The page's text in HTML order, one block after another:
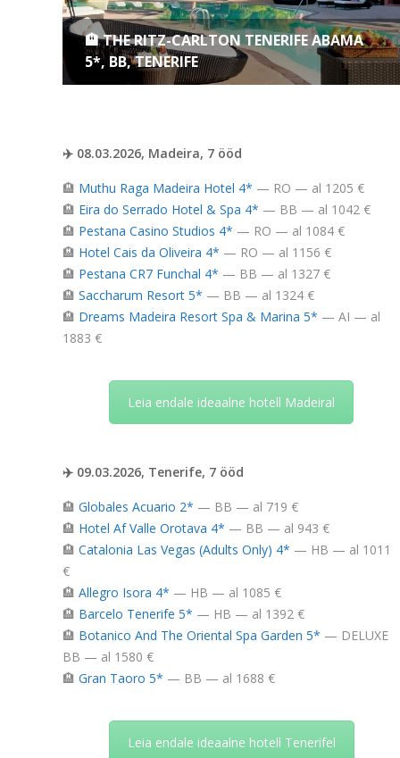
🏨 THE RITZ-CARLTON TENERIFE ABAMA
5*, BB, TENERIFE
✈️ 08.03.2026, Madeira, 7 ööd
🏨 Muthu Raga Madeira Hotel 4* — RO — al 1205 €
🏨 Eira do Serrado Hotel & Spa 4* — BB — al 1042 €
🏨 Pestana Casino Studios 4* — RO — al 1084 €
🏨 Hotel Cais da Oliveira 4* — RO — al 1156 €
🏨 Pestana CR7 Funchal 4* — BB — al 1327 €
🏨 Saccharum Resort 5* — BB — al 1324 €
🏨 Dreams Madeira Resort Spa & Marina 5* — AI — al
1883 €
Leia endale ideaalne hotell Madeiral
✈️ 09.03.2026, Tenerife, 7 ööd
🏨 Globales Acuario 2* — BB — al 719 €
🏨 Hotel Af Valle Orotava 4* — BB — al 943 €
🏨 Catalonia Las Vegas (Adults Only) 4* — HB — al 1011
€
🏨 Allegro Isora 4* — HB — al 1085 €
🏨 Barcelo Tenerife 5* — HB — al 1392 €
🏨 Botanico And The Oriental Spa Garden 5* — DELUXE
BB — al 1580 €
🏨 Gran Taoro 5* — BB — al 1688 €
Leia endale ideaalne hotell Tenerifel